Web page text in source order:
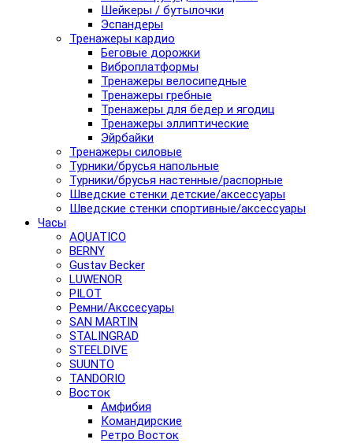
Шейкеры / бутылочки
Эспандеры
Тренажеры кардио
Беговые дорожки
Виброплатформы
Тренажеры велосипедные
Тренажеры гребные
Тренажеры для бедер и ягодиц
Тренажеры эллиптические
Эйрбайки
Тренажеры силовые
Турники/брусья напольные
Турники/брусья настенные/распорные
Шведские стенки детские/аксессуары
Шведские стенки спортивные/аксессуары
Часы
AQUATICO
BERNY
Gustav Becker
LUWENOR
PILOT
Pемни/Акссесуары
SAN MARTIN
STALINGRAD
STEELDIVE
SUUNTO
TANDORIO
Восток
Амфибия
Командирские
Ретро Восток